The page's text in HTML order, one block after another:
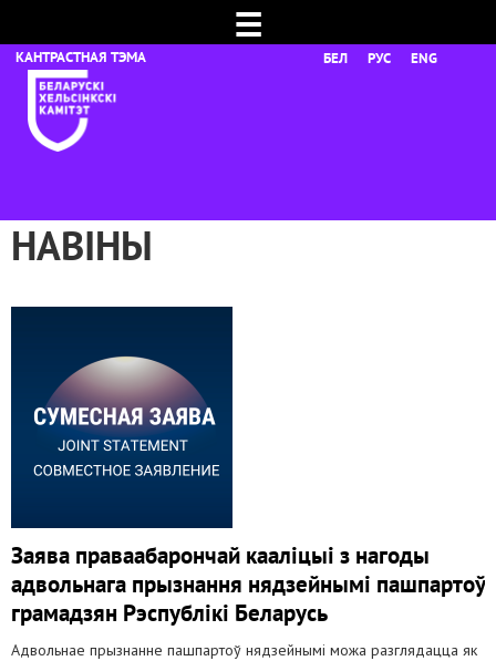
☰
БЕЛ РУС ENG
НАВІНЫ
Заява праваабарончай кааліцыі з нагоды
адвольнага прызнання нядзейнымі пашпартоў
грамадзян Рэспублікі Беларусь
Адвольнае прызнанне пашпартоў нядзейнымі можа разглядацца як